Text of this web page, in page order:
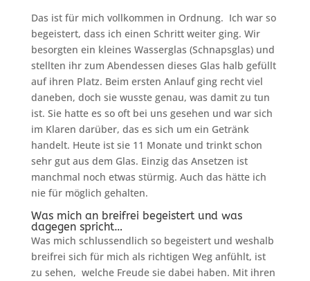
Das ist für mich vollkommen in Ordnung. Ich war so
begeistert, dass ich einen Schritt weiter ging. Wir
besorgten ein kleines Wasserglas (Schnapsglas) und
stellten ihr zum Abendessen dieses Glas halb gefüllt
auf ihren Platz. Beim ersten Anlauf ging recht viel
daneben, doch sie wusste genau, was damit zu tun
ist. Sie hatte es so oft bei uns gesehen und war sich
im Klaren darüber, das es sich um ein Getränk
handelt. Heute ist sie 11 Monate und trinkt schon
sehr gut aus dem Glas. Einzig das Ansetzen ist
manchmal noch etwas stürmig. Auch das hätte ich
nie für möglich gehalten.
Was mich an breifrei begeistert und was
dagegen spricht…
Was mich schlussendlich so begeistert und weshalb
breifrei sich für mich als richtigen Weg anfühlt, ist
zu sehen, welche Freude sie dabei haben. Mit ihren